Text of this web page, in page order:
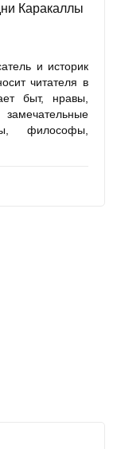
Каракаллы
и историк
читателя в
быт, нравы,
философы,